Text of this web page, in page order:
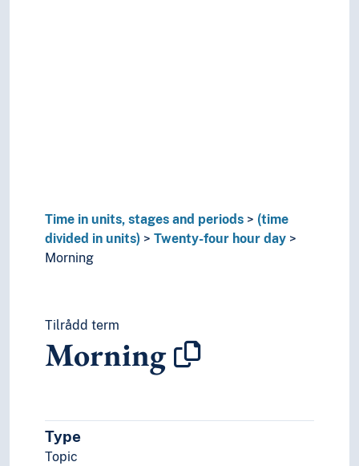
Time in units, stages and periods
(time
divided in units)
Twenty-four hour day
Morning
Tilrådd term
Morning
Type
Topic